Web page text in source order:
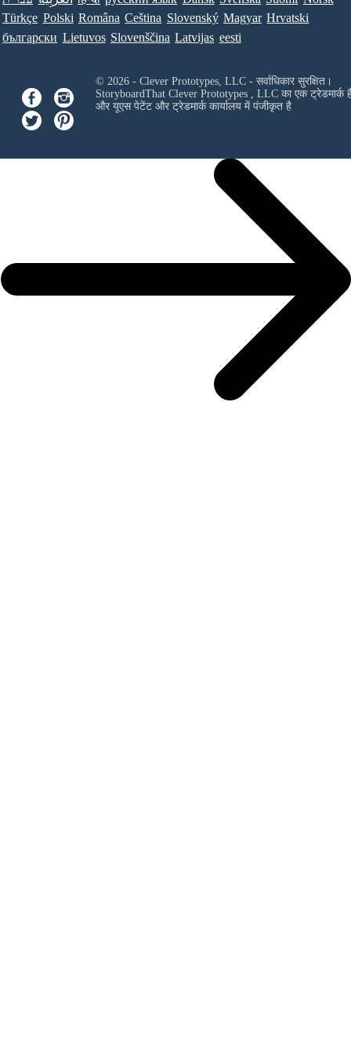
Türkçe Polski Româna Ceština Slovenský Magyar Hrvatski
български Lietuvos Slovenščina Latvijas eesti
© 2026 - Clever Prototypes, LLC - सर्वाधिकार सुरक्षित।
StoryboardThat Clever Prototypes , LLCका एक ट्रेडमार्क
और यूएस पेटेंट और ट्रेडमार्क कार्यालय में पंजीकृत है